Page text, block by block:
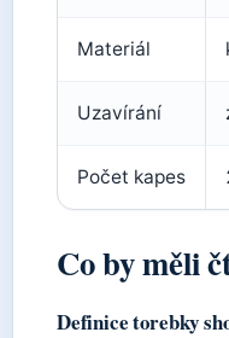
Materiál
Uzavírání
Počet kapes
Co by měli
Definice torebky